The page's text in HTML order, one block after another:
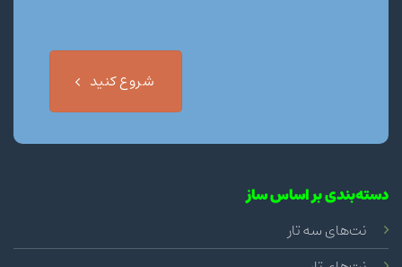
شروع کنید
دسته‌بندی بر اساس ساز
نت‌های سه تار